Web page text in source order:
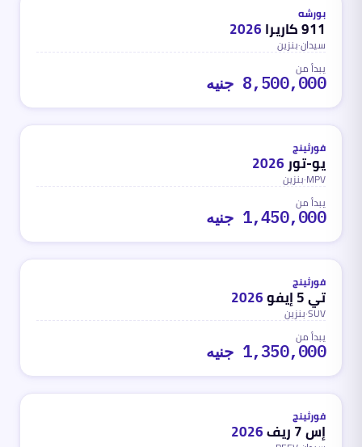
محدثمنذ شهر واحد تقريباًبورشه
911 كاريرا 2026
سيدان·بنزين
يبدأ من
8,500,000 جنيه
محدثمنذ شهر واحد تقريباً
بنزين
فورثينج
يو-تور2026
MPV
·بنزين
يبدأ من
1,450,000 جنيه
محدثمنذ شهر واحد تقريباً
بنزين
فورثينج
تي 5 إيفو 2026
SUV
·بنزين
يبدأ من
1,350,000 جنيه
محدثمنذ شهر واحد تقريباً
REEV
فورثينج
إس 7 ريف 2026